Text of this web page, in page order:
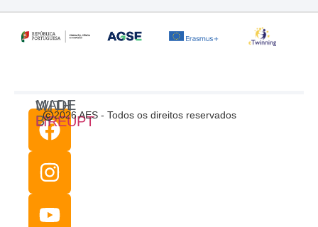
MADE WITH
BY
LIREUPT
2026 AES - Todos os direitos reservados